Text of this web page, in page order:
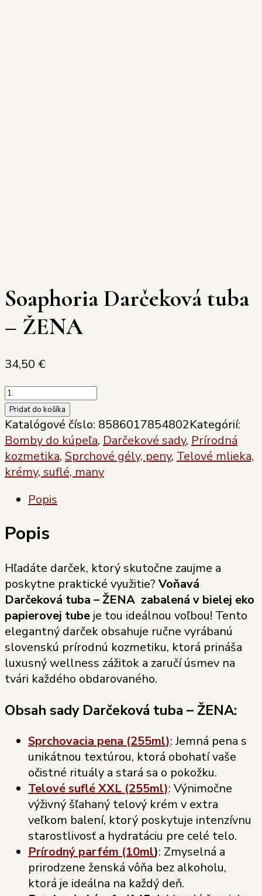
Soaphoria Darčeková tuba
– ŽENA
34,50 €
množstvo
Soaphoria
Darčeková
tuba
–
ŽENA
Pridať do košíka
Katalógové číslo: 8586017854802Kategórií:
Bomby do kúpeľa, Darčekové sady, Prírodná
kozmetika, Sprchové gély, peny, Telové mlieka,
krémy, suflé, many
Popis
Popis
Hľadáte darček, ktorý skutočne zaujme a
poskytne praktické využitie? Voňavá
Darčeková tuba – ŽENA zabalená v bielej eko
papierovej tube je tou ideálnou voľbou! Tento
elegantný darček obsahuje ručne vyrábanú
slovenskú prírodnú kozmetiku, ktorá prináša
luxusný wellness zážitok a zaručí úsmev na
tvári každého obdarovaného.
Obsah sady Darčeková tuba – ŽENA:
Sprchovacia pena (255ml): Jemná pena s
unikátnou textúrou, ktorá obohatí vaše
očistné rituály a stará sa o pokožku.
Telové suflé XXL (255ml): Výnimočne
výživný šľahaný telový krém v extra
veľkom balení, ktorý poskytuje intenzívnu
starostlivosť a hydratáciu pre celé telo.
Prírodný parfém (10ml): Zmyselná a
prirodzene ženská vôňa bez alkoholu,
ktorá je ideálna na každý deň.